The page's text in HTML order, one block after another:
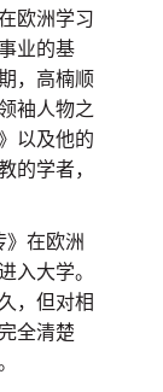
欧洲学习
业的基
，高楠顺
袖人物之
以及他的
的学者，
》在欧洲
入大学。
，但对相
全清楚